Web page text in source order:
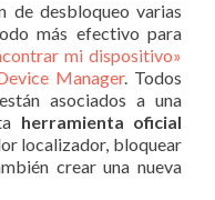
de desbloqueo varias
más efectivo para
mi dispositivo»
Manager. Todos
asociados a una
herramienta oficial
localizador, bloquear
crear una nueva